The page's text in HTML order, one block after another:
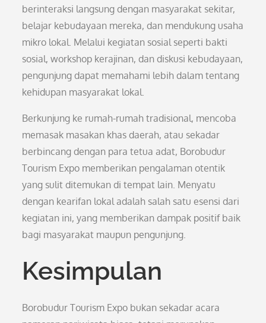
berinteraksi langsung dengan masyarakat sekitar,
belajar kebudayaan mereka, dan mendukung usaha
mikro lokal. Melalui kegiatan sosial seperti bakti
sosial, workshop kerajinan, dan diskusi kebudayaan,
pengunjung dapat memahami lebih dalam tentang
kehidupan masyarakat lokal.
Berkunjung ke rumah-rumah tradisional, mencoba
memasak masakan khas daerah, atau sekadar
berbincang dengan para tetua adat, Borobudur
Tourism Expo memberikan pengalaman otentik
yang sulit ditemukan di tempat lain. Menyatu
dengan kearifan lokal adalah salah satu esensi dari
kegiatan ini, yang memberikan dampak positif baik
bagi masyarakat maupun pengunjung.
Kesimpulan
Borobudur Tourism Expo bukan sekadar acara